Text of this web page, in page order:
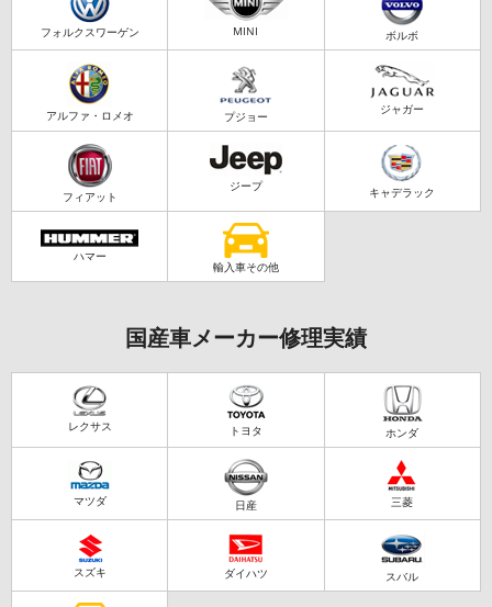
フォルクスワーゲン MINI ボルボ
アルファ・ロメオ プジョー ジャガー
フィアット
ジープ キャデラック
ハマー
輸入車その他
国産車メーカー修理実績
レクサス トヨタ ホンダ
マツダ 日産 三菱
スズキ ダイハツ スバル